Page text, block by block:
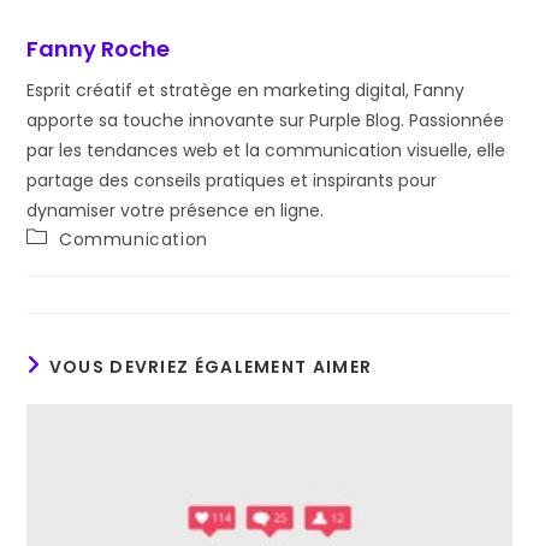
Fanny Roche
Esprit créatif et stratège en marketing digital, Fanny
apporte sa touche innovante sur Purple Blog. Passionnée
par les tendances web et la communication visuelle, elle
partage des conseils pratiques et inspirants pour
dynamiser votre présence en ligne.
PostCommunication
VOUS DEVRIEZ ÉGALEMENT AIMER